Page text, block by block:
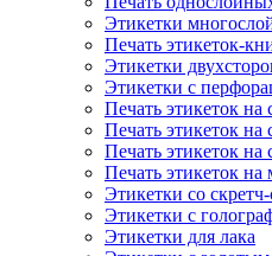
Этикетки
Печать этикеток-
Этикетки
Этикетки с
Печать этикеток на
Печать этикеток на
Печать этикеток на
Печать этикеток на
Этикетки со
Этикетки с
Этикетки для лака